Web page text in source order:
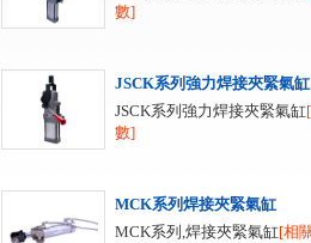
數]
JSCK系列強力焊接夾緊氣缸
JSCK系列強力焊接夾緊氣缸
數]
MCK系列焊接夾緊氣缸
MCK系列,焊接夾緊氣缸[相